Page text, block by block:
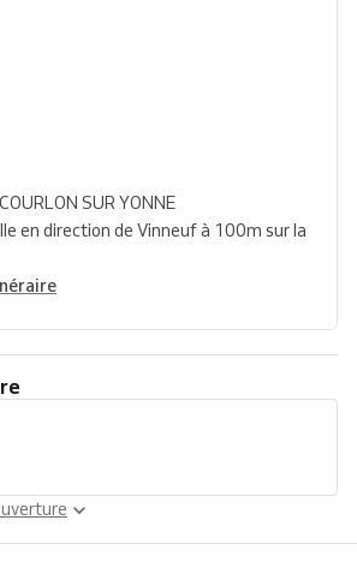
SUR YONNE
en direction de Vinneuf à 100m sur la